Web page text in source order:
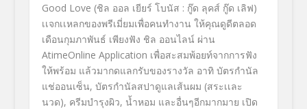
Good Love (ชิล ออล เยียร์ โบนัส : กู๊ด ลุคส์ กู๊ด เลิฟ)
เเจกเเหลกของพรีเมี่ยมเพื่อคนทำงาน ให้คุณดูดีตลอด
เดือนกุมภาพันธ์ เพียงฟัง ชิล ออนไลน์ ผ่าน
AtimeOnline Application เพื่อสะสมพ้อยท์จากการฟัง
ให้พร้อม แล้วมากดแลกรับของรางวัล อาทิ บัตรกำนัล
แช่ออนเซ็น, บัตรกำนัลสปาดูแลเส้นผม (สระเเละ
นวด), ครีมบำรุงผิว, น้ำหอม และอื่นๆอีกมากมาย เปิด